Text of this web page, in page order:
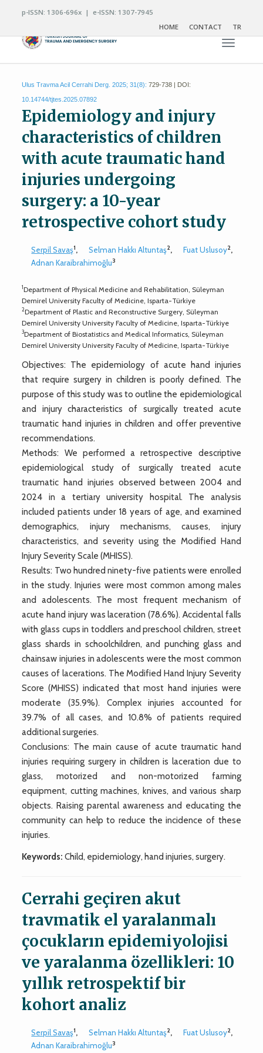
p-ISSN: 1306-696x | e-ISSN: 1307-7945
HOME
CONTACT TR
Toggle
Ulus Travma Acil Cerrahi Derg. 2025; 31(8): 729-738 | DOI:
10.14744/tjtes.2025.07892
Epidemiology and injury
characteristics of children
with acute traumatic hand
injuries undergoing
surgery: a 10-year
retrospective cohort study
Serpil Savaş1, Selman Hakkı Altuntaş2, Fuat Uslusoy2,
Adnan Karaibrahimoğlu3
1Department of Physical Medicine and Rehabilitation, Süleyman
Demirel University Faculty of Medicine, Isparta-Türkiye
2Department of Plastic and Reconstructive Surgery, Süleyman
Demirel University University Faculty of Medicine, Isparta-Türkiye
3Department of Biostatistics and Medical Informatics, Süleyman
Demirel University University Faculty of Medicine, Isparta-Türkiye
Objectives: The epidemiology of acute hand injuries
that require surgery in children is poorly defined. The
purpose of this study was to outline the epidemiological
and injury characteristics of surgically treated acute
traumatic hand injuries in children and offer preventive
recommendations.
Methods: We performed a retrospective descriptive
epidemiological study of surgically treated acute
traumatic hand injuries observed between 2004 and
2024 in a tertiary university hospital. The analysis
included patients under 18 years of age, and examined
demographics, injury mechanisms, causes, injury
characteristics, and severity using the Modified Hand
Injury Severity Scale (MHISS).
Results: Two hundred ninety-five patients were enrolled
in the study. Injuries were most common among males
and adolescents. The most frequent mechanism of
acute hand injury was laceration (78.6%). Accidental falls
with glass cups in toddlers and preschool children, street
glass shards in schoolchildren, and punching glass and
chainsaw injuries in adolescents were the most common
causes of lacerations. The Modified Hand Injury Severity
Score (MHISS) indicated that most hand injuries were
moderate (35.9%). Complex injuries accounted for
39.7% of all cases, and 10.8% of patients required
additional surgeries.
Conclusions: The main cause of acute traumatic hand
injuries requiring surgery in children is laceration due to
glass, motorized and non-motorized farming
equipment, cutting machines, knives, and various sharp
objects. Raising parental awareness and educating the
community can help to reduce the incidence of these
injuries.
Keywords: Child, epidemiology, hand injuries, surgery.
Cerrahi geçiren akut
travmatik el yaralanmalı
çocukların epidemiyolojisi
ve yaralanma özellikleri: 10
yıllık retrospektif bir
kohort analiz
Serpil Savaş1, Selman Hakkı Altuntaş2, Fuat Uslusoy2,
Adnan Karaibrahimoğlu3